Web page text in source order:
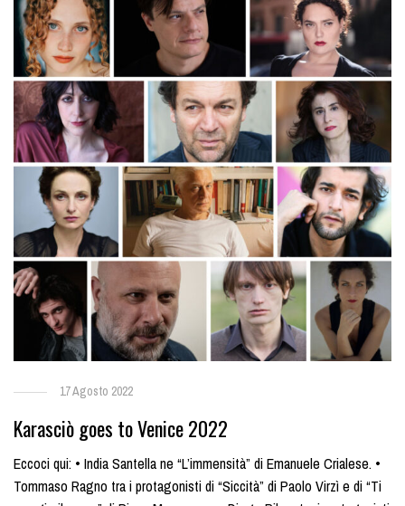
17 Agosto 2022
Karasciò goes to Venice 2022
Eccoci qui: • India Santella ne “L’immensità” di Emanuele Crialese. •
Tommaso Ragno tra i protagonisti di “Siccità” di Paolo Virzì e di “Ti